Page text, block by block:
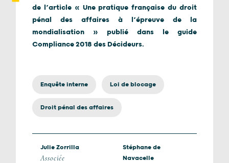
de l’article « Une pratique française du droit
pénal des affaires à l’épreuve de la
mondialisation » publié dans le guide
Compliance 2018 des Décideurs.
Enquête interne Loi de blocage
Droit pénal des affaires
Julie Zorrilla
Associée
Stéphane de
Navacelle